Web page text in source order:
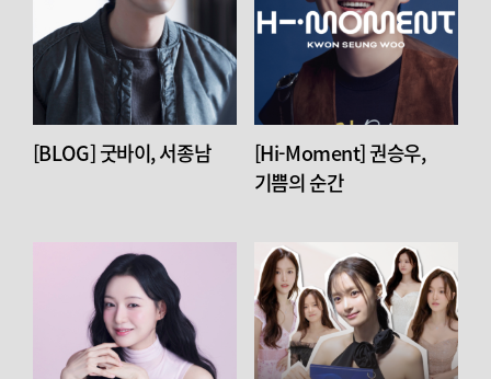
[BLOG] 굿바이, 서종남
[Hi-Moment] 권승우,
기쁨의 순간